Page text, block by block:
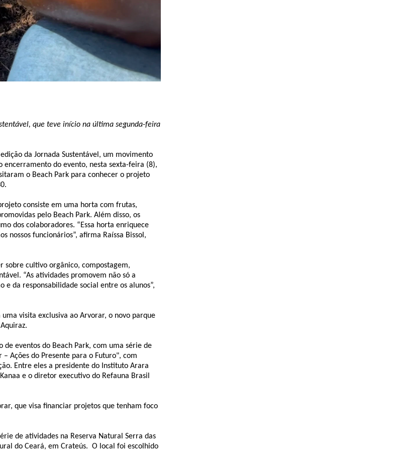
que teve início na última segunda-feira
da Jornada Sustentável, um movimento
do evento, nesta sexta-feira (8),
o Beach Park para conhecer o projeto
consiste em uma horta com frutas,
pelo Beach Park. Além disso, os
dos colaboradores. “Essa horta enriquece
nossos funcionários”, afirma Raíssa Bissol,
sobre cultivo orgânico, compostagem,
“As atividades promovem não só a
da responsabilidade social entre os alunos”,
visita exclusiva ao Arvorar, o novo parque
eventos do Beach Park, com uma série de
Ações do Presente para o Futuro", com
Entre eles a presidente do Instituto Arara
e o diretor executivo do Refauna Brasil
que visa financiar projetos que tenham foco
de atividades na Reserva Natural Serra das
do Ceará, em Crateús. O local foi escolhido